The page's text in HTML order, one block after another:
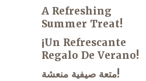
A Refreshing
Summer Treat!
¡Un Refrescante
Regalo De Verano!
متعة صيفية منعشة!